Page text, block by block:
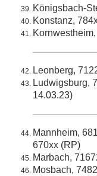
Königsbach-
Konstanz,
Leonberg,
Ludwigsburg,
14.03.23)
Mannheim,
670xx (RP)
Marbach,
Mosbach,